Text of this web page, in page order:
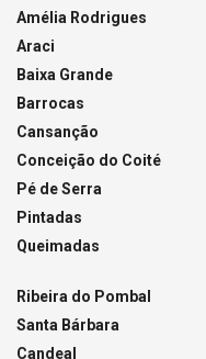
Amélia Rodrigues
Araci
Baixa Grande
Barrocas
Cansanção
Conceição do Coité
Pé de Serra
Pintadas
Queimadas
Ribeira do Pombal
Santa Bárbara
Candeal